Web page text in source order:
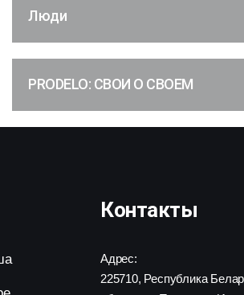
Люди
PRODELO: СВОИ О СВОЕМ
Контакты
Адрес:
225710, Республика